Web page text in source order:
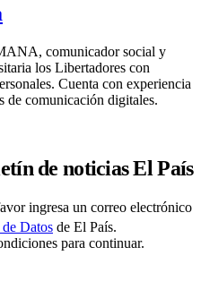
comunicador social y
los Libertadores con
Cuenta con experiencia
de comunicación digitales.
de noticias El País
ingresa un correo electrónico
Datos de El País.
para continuar.